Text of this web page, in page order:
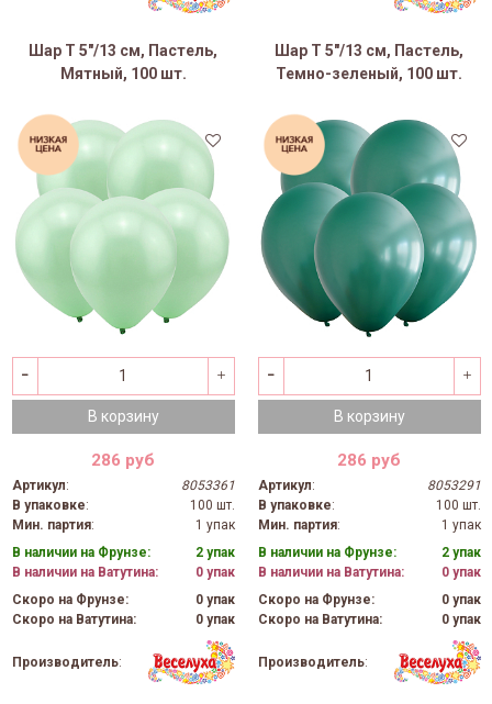
Шар Т 5"/13 см, Пастель,
Мятный, 100 шт.
В корзину
286 руб
Артикул:
8053361
В упаковке:
100 шт.
Мин. партия:
1 упак
В наличии на Фрунзе:
2 упак
В наличии на Ватутина:
0 упак
Скоро на Фрунзе:
0 упак
Скоро на Ватутина:
0 упак
Производитель:
Шар Т 5"/13 см, Пастель,
Темно-зеленый, 100 шт.
В корзину
286 руб
Артикул:
8053291
В упаковке:
100 шт.
Мин. партия:
1 упак
В наличии на Фрунзе:
2 упак
В наличии на Ватутина:
0 упак
Скоро на Фрунзе:
0 упак
Скоро на Ватутина:
0 упак
Производитель: